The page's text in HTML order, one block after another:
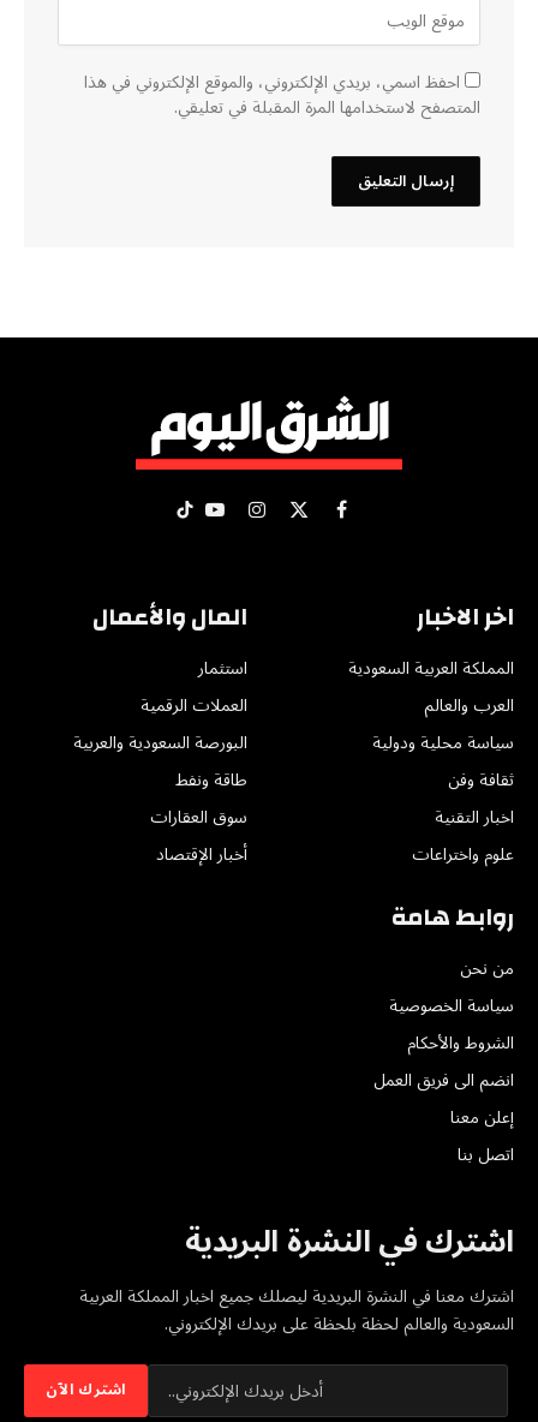
احفظ اسمي، بريدي الإلكتروني، والموقع الإلكتروني في هذا
المتصفح لاستخدامها المرة المقبلة في تعليقي.
فيسبوك
X الانستغراميوتيوبتيكتوك
اخر الاخبار
المملكة العربية السعودية
العرب والعالم
سياسة محلية ودولية
ثقافة وفن
اخبار التقنية
علوم واختراعات
المال والأعمال
استثمار
العملات الرقمية
البورصة السعودية والعربية
طاقة ونفط
سوق العقارات
أخبار الإقتصاد
روابط هامة
من نحن
سياسة الخصوصية
الشروط والأحكام
انضم الى فريق العمل
إعلن معنا
اتصل بنا
اشترك في النشرة البريدية
اشترك معنا في النشرة البريدية ليصلك جميع اخبار المملكة العربية
السعودية والعالم لحظة بلحظة على بريدك الإلكتروني.